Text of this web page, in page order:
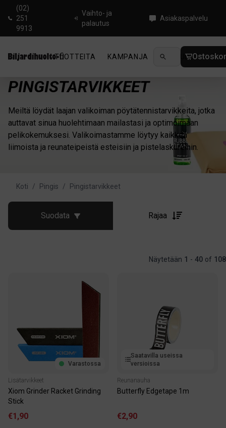
(02)
251
9913
Vaihto- ja
palautus
Asiakaspalvelu
TUOTTEITA KAMPANJA UUTUUDET
PINGISTARVIKKEET
Meiltä löydät laajan valikoiman pöytätennistarvikkeita, jotka
auttavat sinua huolehtimaan mailastasi ja optimoimaan
pelikokemuksesi. Valikoimastamme löytyy kaikkea
liimoista ja reunateipeistä esteisiin ja pistelaskureihin.
Koti / Pingis / Pingistarvikkeet
Suodata Rajaa
Näytetään 1 - 40 of 108
Varastossa
Lisätarvikkeet
Xiom Grinder Racket Grinding
Stick
€1,90
Saatavilla useissa
versioissa
Reunanauha
Butterfly Edgetape 1m
€2,90